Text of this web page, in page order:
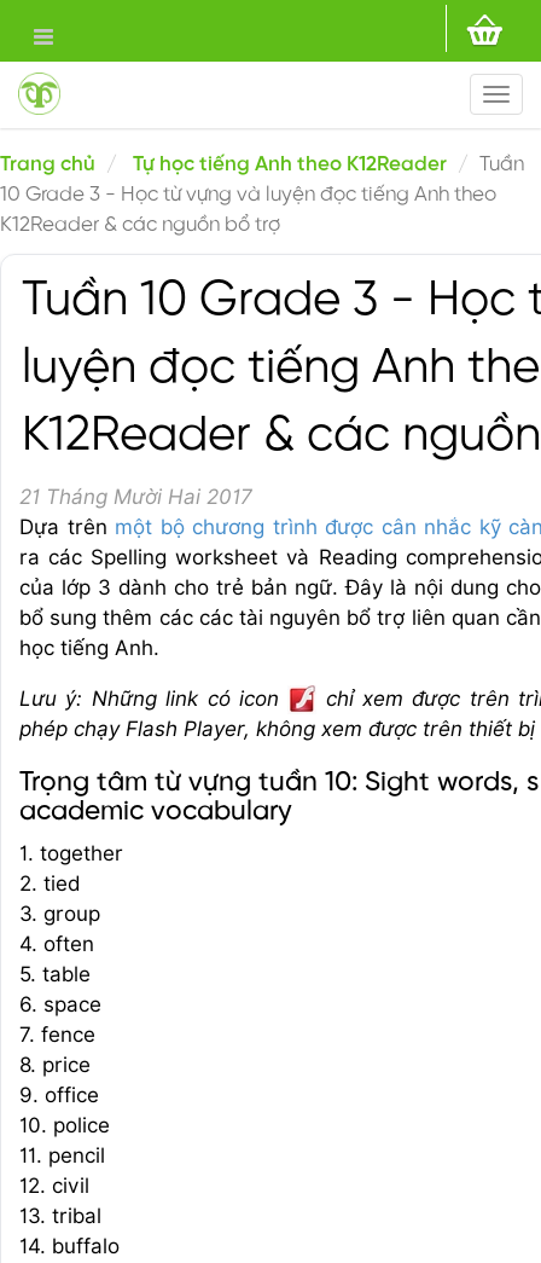
Trang chủ Tự học tiếng Anh theo K12Reader
Tuần
10 Grade 3 - Học từ vựng và luyện đọc tiếng Anh theo
K12Reader & các nguồn bổ trợ
Tuần 10 Grade 3 - Học
luyện đọc tiếng Anh
K12Reader & các
21 Tháng Mười Hai 2017
Dựa trên một bộ chương trình được cân nhắc kỹ
ra các Spelling worksheet và Reading
của lớp 3 dành cho trẻ bản ngữ. Đây là nội dung
bổ sung thêm các các tài nguyên bổ trợ liên quan
học tiếng Anh.
Lưu ý: Những link có icon
chỉ xem được trên
phép chạy Flash Player, không xem được trên thiết bị
Trọng tâm từ vựng tuần 10: Sight words,
academic vocabulary
1. together
2. tied
3. group
4. often
5. table
6. space
7. fence
8. price
9. office
10. police
11. pencil
12. civil
13. tribal
14. buffalo